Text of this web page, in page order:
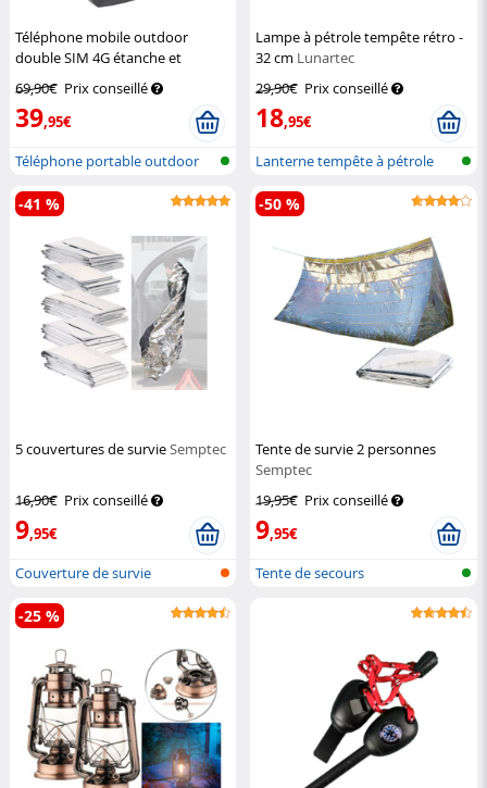
Téléphone mobile outdoor
double SIM 4G étanche et
69,90€ Prix conseillé
39,95€
Téléphone portable outdoor
double S...
Lampe à pétrole tempête rétro -
32 cm Lunartec
29,90€ Prix conseillé
18,95€
Lanterne tempête à pétrole
design v...
5 couvertures de survieSemptec
16,90€ Prix conseillé
9,95€
-41 %
Couverture de survie
Tente de survie 2 personnes
Semptec
19,95€ Prix conseillé
9,95€
-50 %
Tente de secours
-25 %